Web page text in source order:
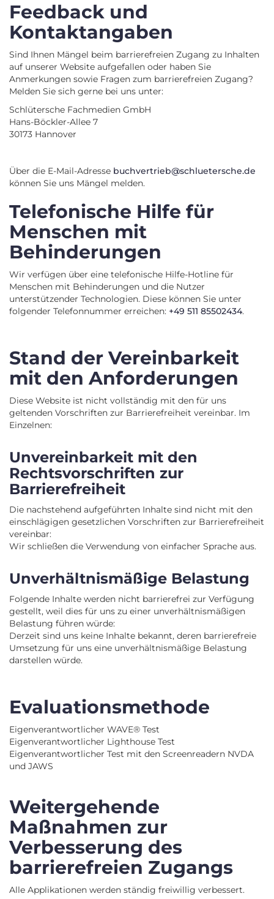
Feedback und
Kontaktangaben
Sind Ihnen Mängel beim barrierefreien Zugang zu Inhalten
auf unserer Website aufgefallen oder haben Sie
Anmerkungen sowie Fragen zum barrierefreien Zugang?
Melden Sie sich gerne bei uns unter:
Schlütersche Fachmedien GmbH
Hans-Böckler-Allee 7
30173 Hannover
Über die E-Mail-Adresse buchvertrieb@schluetersche.de
können Sie uns Mängel melden.
Telefonische Hilfe für
Menschen mit
Behinderungen
Wir verfügen über eine telefonische Hilfe-Hotline für
Menschen mit Behinderungen und die Nutzer
unterstützender Technologien. Diese können Sie unter
folgender Telefonnummer erreichen: +49 511 85502434.
Stand der Vereinbarkeit
mit den Anforderungen
Diese Website ist nicht vollständig mit den für uns
geltenden Vorschriften zur Barrierefreiheit vereinbar. Im
Einzelnen:
Unvereinbarkeit mit den
Rechtsvorschriften zur
Barrierefreiheit
Die nachstehend aufgeführten Inhalte sind nicht mit den
einschlägigen gesetzlichen Vorschriften zur Barrierefreiheit
vereinbar:
Wir schließen die Verwendung von einfacher Sprache aus.
Unverhältnismäßige Belastung
Folgende Inhalte werden nicht barrierefrei zur Verfügung
gestellt, weil dies für uns zu einer unverhältnismäßigen
Belastung führen würde:
Derzeit sind uns keine Inhalte bekannt, deren barrierefreie
Umsetzung für uns eine unverhältnismäßige Belastung
darstellen würde.
Evaluationsmethode
Eigenverantwortlicher WAVE® Test
Eigenverantwortlicher Lighthouse Test
Eigenverantwortlicher Test mit den Screenreadern NVDA
und JAWS
Weitergehende
Maßnahmen zur
Verbesserung des
barrierefreien Zugangs
Alle Applikationen werden ständig freiwillig verbessert.